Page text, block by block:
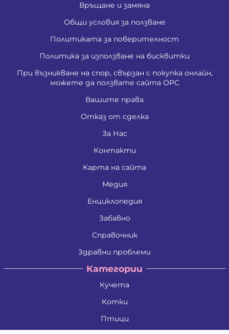
Връщане и замяна
Общи условия за ползване
Политиката за поверителност
Политика за използване на бисквитки
При възникване на спор, свързан с покупка онлайн,
можете да ползвате сайта ОРС
Вашите права
Отказ от сделка
За Нас
Контакти
Карта на сайта
Медия
Енциклопедия
Забавно
Справочник
Здравни проблеми
Категории
Кучета
Котки
Птици